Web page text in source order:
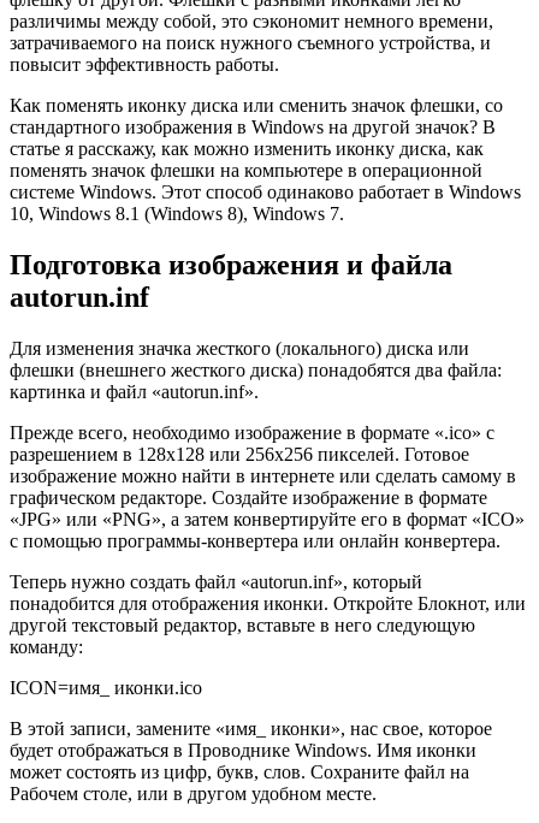
различимы между собой, это сэкономит немного времени,
затрачиваемого на поиск нужного съемного устройства, и
повысит эффективность работы.
Как поменять иконку диска или сменить значок флешки, со
стандартного изображения в Windows на другой значок? В
статье я расскажу, как можно изменить иконку диска, как
поменять значок флешки на компьютере в операционной
системе Windows. Этот способ одинаково работает в Windows
10, Windows 8.1 (Windows 8), Windows 7.
Подготовка изображения и файла
autorun.inf
Для изменения значка жесткого (локального) диска или
флешки (внешнего жесткого диска) понадобятся два файла:
картинка и файл «autorun.inf».
Прежде всего, необходимо изображение в формате «.ico» с
разрешением в 128х128 или 256х256 пикселей. Готовое
изображение можно найти в интернете или сделать самому в
графическом редакторе. Создайте изображение в формате
«JPG» или «PNG», а затем конвертируйте его в формат «ICO»
с помощью программы-конвертера или онлайн конвертера.
Теперь нужно создать файл «autorun.inf», который
понадобится для отображения иконки. Откройте Блокнот, или
другой текстовый редактор, вставьте в него следующую
команду:
ICON=имя_ иконки.ico
В этой записи, замените «имя_ иконки», нас свое, которое
будет отображаться в Проводнике Windows. Имя иконки
может состоять из цифр, букв, слов. Сохраните файл на
Рабочем столе, или в другом удобном месте.